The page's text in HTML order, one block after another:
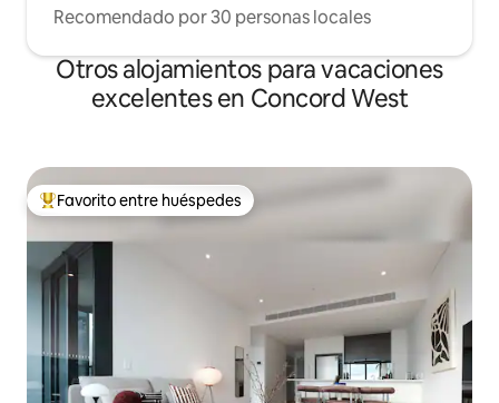
Recomendado por 30 personas locales
Otros alojamientos para vacaciones
excelentes en Concord West
Favorito entre huéspedes preferido
Favorito entre huéspedes